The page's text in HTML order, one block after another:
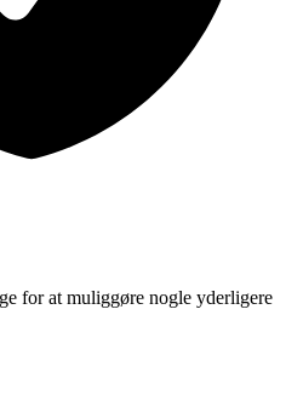
for at muliggøre nogle yderligere